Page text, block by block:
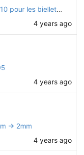
Utilisation de boulons M8 plutôt que M10 pour les biellettes
4 years ago
4 years ago
-> 2mm
4 years ago